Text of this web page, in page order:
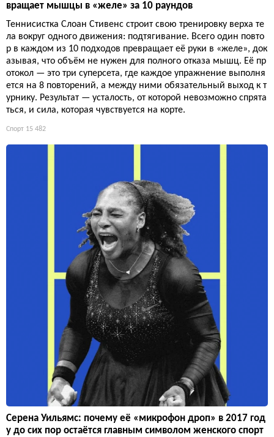
вращает мышцы в «желе» за 10 раундов
Теннисистка Слоан Стивенс строит свою тренировку верха те
ла вокруг одного движения: подтягивание. Всего один повто
р в каждом из 10 подходов превращает её руки в «желе», док
азывая, что объём не нужен для полного отказа мышц. Её пр
отокол — это три суперсета, где каждое упражнение выполня
ется на 8 повторений, а между ними обязательный выход к т
урнику. Результат — усталость, от которой невозможно спрята
ться, и сила, которая чувствуется на корте.
Спорт 15 482
Серена Уильямс: почему её «микрофон дроп» в 2017 год
у до сих пор остаётся главным символом женского спорт